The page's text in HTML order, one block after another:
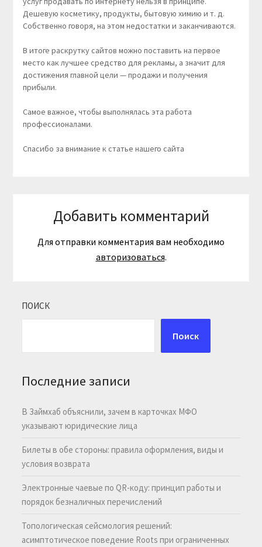
Дешевую косметику, продукты, бытовую химию и т. д.
Собственно говоря, на этом недостатки и заканчиваются.
В итоге раскрутку сайтов можно поставить на первое
место как лучшее средство для рекламы, а значит для
достижения главной цели — продажи и получения
прибыли.
Самое важное, чтобы выполнялась эта работа
профессионалами.
Спасибо за внимание к статье нашего сайта
Добавить комментарий
Для отправки комментария вам необходимо
авторизоваться.
ПОИСК
Поиск
Последние записи
В Займхаб объяснили, зачем в карточках МФО
указывают юридические лица
Билеты в обе стороны: правила оформления, виды и
условия возврата
Электронные чаевые по QR-коду: принцип работы и
порядок безналичных перечислений
Топологическая сейсмология решений:
асимптотическое поведение Roots при ограниченных